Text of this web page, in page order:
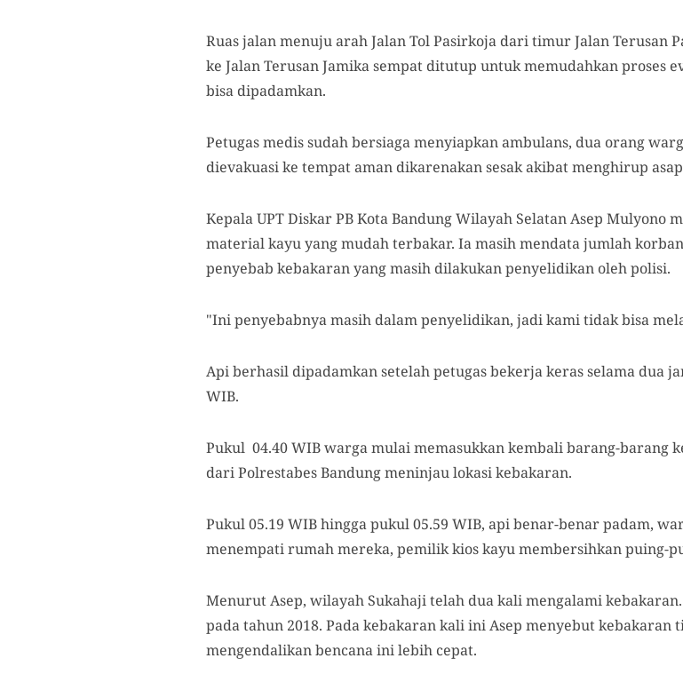
Ruas jalan menuju arah Jalan Tol Pasirkoja dari timur Jalan Terusan
ke Jalan Terusan Jamika sempat ditutup untuk memudahkan proses
bisa dipadamkan.
Petugas medis sudah bersiaga menyiapkan ambulans, dua orang
dievakuasi ke tempat aman dikarenakan sesak akibat menghirup
Kepala UPT Diskar PB Kota Bandung Wilayah Selatan Asep Mulyono
material kayu yang mudah terbakar. Ia masih mendata jumlah
penyebab kebakaran yang masih dilakukan penyelidikan oleh polisi.
"Ini penyebabnya masih dalam penyelidikan, jadi kami tidak bisa
Api berhasil dipadamkan setelah petugas bekerja keras selama dua
WIB.
Pukul 04.40 WIB warga mulai memasukkan kembali barang-barang
dari Polrestabes Bandung meninjau lokasi kebakaran.
Pukul 05.19 WIB hingga pukul 05.59 WIB, api benar-benar padam,
menempati rumah mereka, pemilik kios kayu membersihkan puing-
Menurut Asep, wilayah Sukahaji telah dua kali mengalami
pada tahun 2018. Pada kebakaran kali ini Asep menyebut kebakaran
mengendalikan bencana ini lebih cepat.